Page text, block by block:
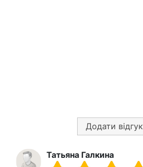
Додати відгук
Татьяна Галкина